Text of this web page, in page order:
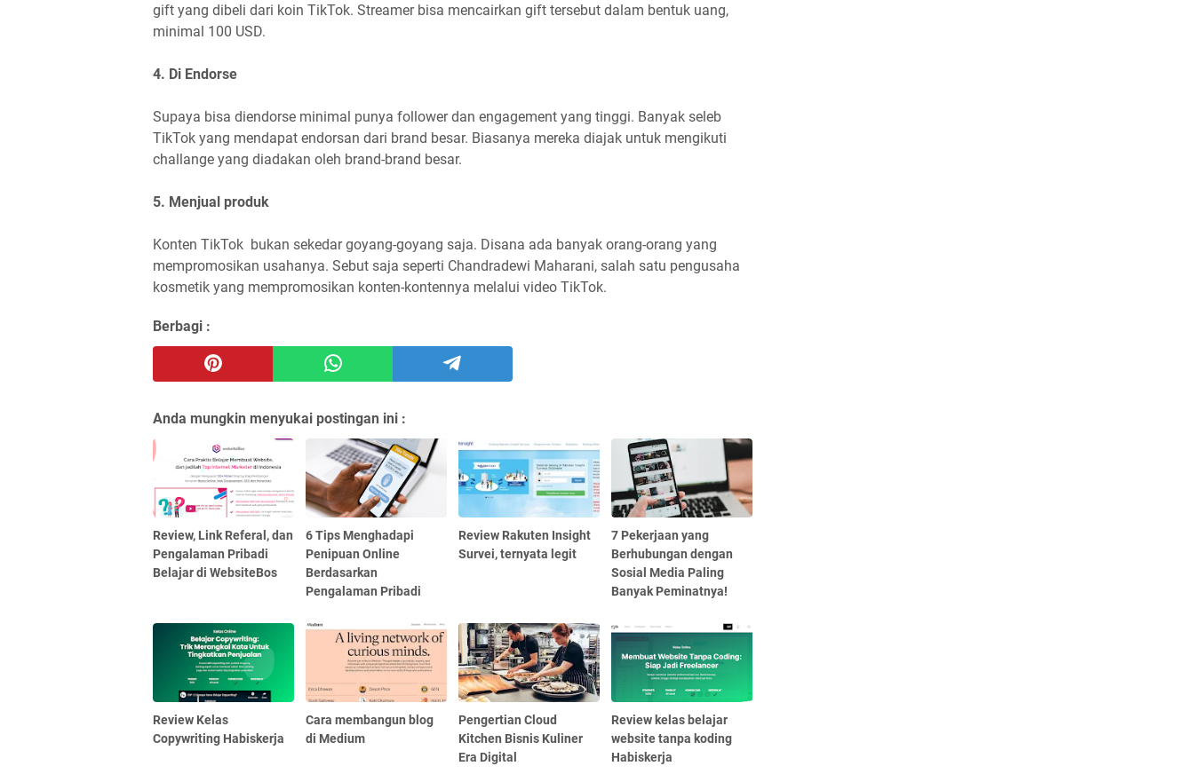
gift yang dibeli dari koin TikTok. Streamer bisa mencairkan gift tersebut dalam bentuk uang,
minimal 100 USD.
4. Di Endorse
Supaya bisa diendorse minimal punya follower dan engagement yang tinggi. Banyak seleb
TikTok yang mendapat endorsan dari brand besar. Biasanya mereka diajak untuk mengikuti
challange yang diadakan oleh brand-brand besar.
5. Menjual produk
Konten TikTok bukan sekedar goyang-goyang saja. Disana ada banyak orang-orang yang
mempromosikan usahanya. Sebut saja seperti Chandradewi Maharani, salah satu pengusaha
kosmetik yang mempromosikan konten-kontennya melalui video TikTok.
Berbagi :
Anda mungkin menyukai postingan ini :
Review, Link Referal, dan
Pengalaman Pribadi
Belajar di WebsiteBos
6 Tips Menghadapi
Penipuan Online
Berdasarkan
Pengalaman Pribadi
Review Rakuten Insight
Survei, ternyata legit
7 Pekerjaan yang
Berhubungan dengan
Sosial Media Paling
Banyak Peminatnya!
Review Kelas
Copywriting Habiskerja
Cara membangun blog
di Medium
Pengertian Cloud
Kitchen Bisnis Kuliner
Era Digital
Review kelas belajar
website tanpa koding
Habiskerja